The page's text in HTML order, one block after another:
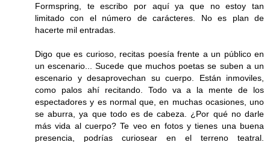
Formspring, te escribo por aquí ya que no estoy tan
limitado con el número de carácteres. No es plan de
hacerte mil entradas.
Digo que es curioso, recitas poesía frente a un público en
un escenario... Sucede que muchos poetas se suben a un
escenario y desaprovechan su cuerpo. Están inmoviles,
como palos ahí recitando. Todo va a la mente de los
espectadores y es normal que, en muchas ocasiones, uno
se aburra, ya que todo es de cabeza. ¿Por qué no darle
más vida al cuerpo? Te veo en fotos y tienes una buena
presencia, podrías curiosear en el terreno teatral.